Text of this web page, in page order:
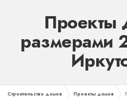
Проекты
размерами
Строительство домов Проекты домов